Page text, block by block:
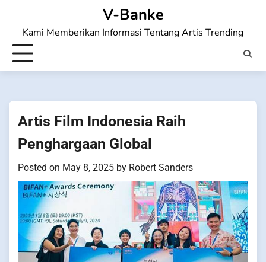
content
V-Banke
Kami Memberikan Informasi Tentang Artis Trending
Artis Film Indonesia Raih
Penghargaan Global
Posted on May 8, 2025 by Robert Sanders